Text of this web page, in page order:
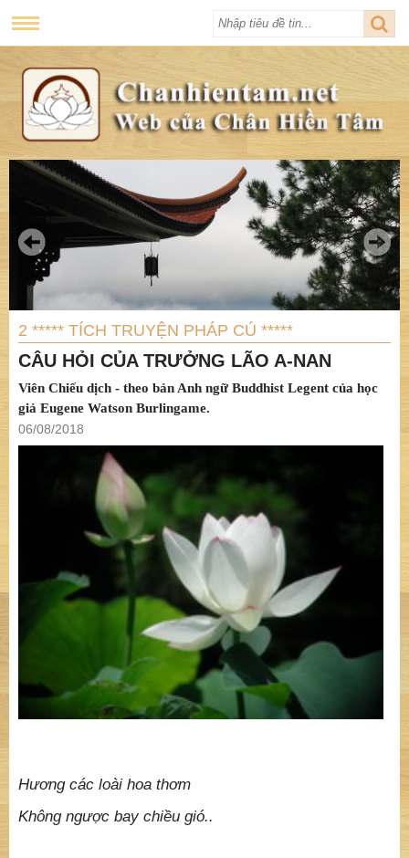
2 ***** TÍCH TRUYỆN PHÁP CÚ *****
CÂU HỎI CỦA TRƯỞNG LÃO A-NAN
Viên Chiếu dịch - theo bản Anh ngữ Buddhist Legent của học
giả Eugene Watson Burlingame.
06/08/2018
Hương các loài hoa thơm
Không ngược bay chiều gió..